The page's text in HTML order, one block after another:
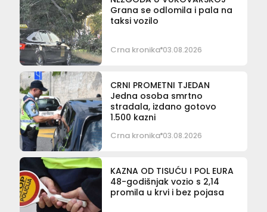
Grana se odlomila i pala na
taksi vozilo
Crna kronika 03.08.2026
CRNI PROMETNI TJEDAN
Jedna osoba smrtno
stradala, izdano gotovo
1.500 kazni
Crna kronika 03.08.2026
KAZNA OD TISUĆU I POL EURA
48-godišnjak vozio s 2,14
promila u krvi i bez pojasa